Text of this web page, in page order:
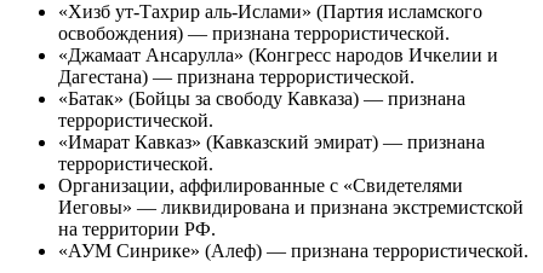
«Хизб ут-Тахрир аль-Ислами» (Партия исламского
освобождения) — признана террористической.
«Джамаат Ансарулла» (Конгресс народов Ичкелии и
Дагестана) — признана террористической.
«Батак» (Бойцы за свободу Кавказа) — признана
террористической.
«Имарат Кавказ» (Кавказский эмират) — признана
террористической.
Организации, аффилированные с «Свидетелями
Иеговы» — ликвидирована и признана экстремистской
на территории РФ.
«АУМ Синрике» (Алеф) — признана террористической.